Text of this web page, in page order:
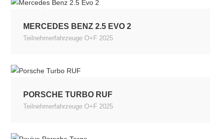
MERCEDES BENZ 2.5 EVO 2
Teilnehmerfahrzeuge O+F 2025
PORSCHE TURBO RUF
Teilnehmerfahrzeuge O+F 2025